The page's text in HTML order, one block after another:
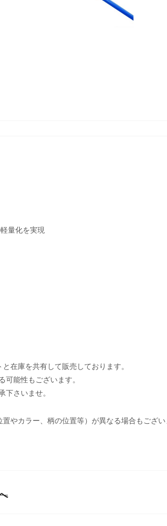
量化を実現
在庫を共有して販売しております。
能性もございます。
さいませ。
やカラー、柄の位置等）が異なる場合もござい